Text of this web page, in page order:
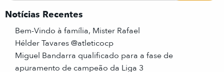
Notícias Recentes
Bem-Vindo à família, Mister Rafael
Hélder Tavares @atleticocp
Miguel Bandarra qualificado para a fase de
apuramento de campeão da Liga 3